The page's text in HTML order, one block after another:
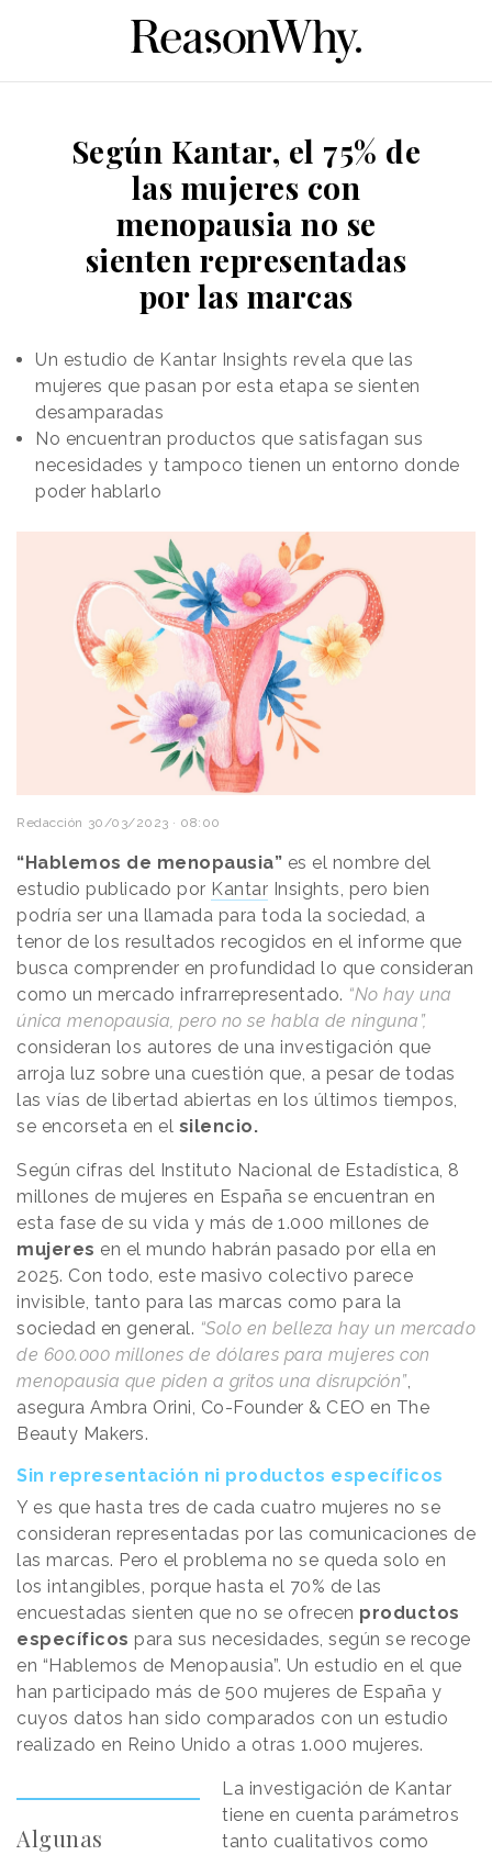
Según Kantar, el 75% de
las mujeres con
menopausia no se
sienten representadas
por las marcas
Un estudio de Kantar Insights revela que las
mujeres que pasan por esta etapa se sienten
desamparadas
No encuentran productos que satisfagan sus
necesidades y tampoco tienen un entorno donde
poder hablarlo
Redacción 30/03/2023 · 08:00
“Hablemos de menopausia” es el nombre del
estudio publicado por Kantar Insights, pero bien
podría ser una llamada para toda la sociedad, a
tenor de los resultados recogidos en el informe que
busca comprender en profundidad lo que consideran
como un mercado infrarrepresentado. “No hay una
única menopausia, pero no se habla de ninguna”,
consideran los autores de una investigación que
arroja luz sobre una cuestión que, a pesar de todas
las vías de libertad abiertas en los últimos tiempos,
se encorseta en el silencio.
Según cifras del Instituto Nacional de Estadística, 8
millones de mujeres en España se encuentran en
esta fase de su vida y más de 1.000 millones de
mujeres en el mundo habrán pasado por ella en
2025. Con todo, este masivo colectivo parece
invisible, tanto para las marcas como para la
sociedad en general. “Solo en belleza hay un mercado
de 600.000 millones de dólares para mujeres con
menopausia que piden a gritos una disrupción”,
asegura Ambra Orini, Co-Founder & CEO en The
Beauty Makers.
Sin representación ni productos específicos
Y es que hasta tres de cada cuatro mujeres no se
consideran representadas por las comunicaciones de
las marcas. Pero el problema no se queda solo en
los intangibles, porque hasta el 70% de las
encuestadas sienten que no se ofrecen productos
específicos para sus necesidades, según se recoge
en “Hablemos de Menopausia”. Un estudio en el que
han participado más de 500 mujeres de España y
cuyos datos han sido comparados con un estudio
realizado en Reino Unido a otras 1.000 mujeres.
Algunas
La investigación de Kantar
tiene en cuenta parámetros
tanto cualitativos como